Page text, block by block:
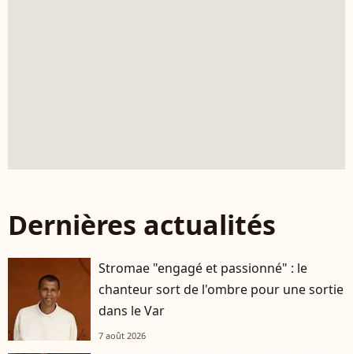
Dernières actualités
Stromae "engagé et passionné" : le
chanteur sort de l'ombre pour une sortie
dans le Var
7 août 2026